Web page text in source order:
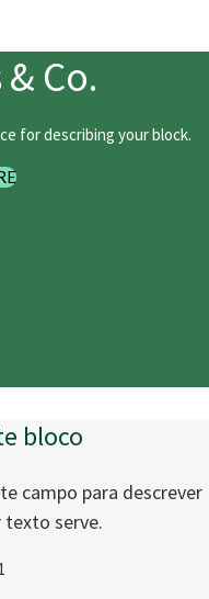
Co.
for describing your block.
bloco
campo para descrever
texto serve.